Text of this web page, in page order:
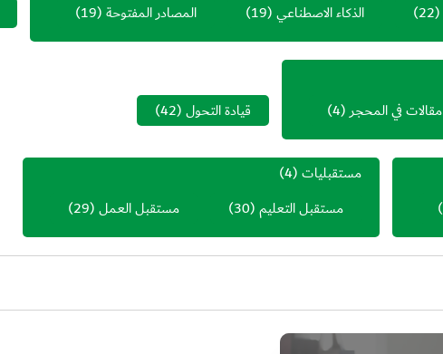
(22) الذكاء الاصطناعي(19) المصادر المفتوحة(19)
مقالات في المحجر(4) قيادة التحول(42)
مستقبليات(4)
مستقبل التعليم(30) مستقبل العمل(29)